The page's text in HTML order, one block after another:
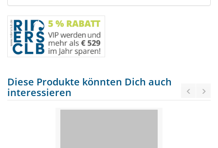
Diese Produkte könnten Dich auch
interessieren